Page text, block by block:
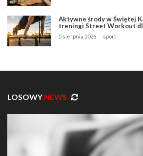
Aktywne środy w Świętej
treningi Street Workout
5 sierpnia 2026 sport
LOSOWY NEWS